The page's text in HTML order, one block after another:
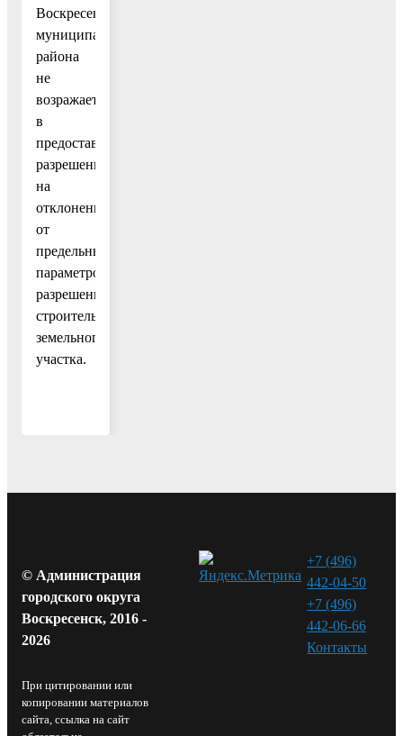
Воскресенского
муниципального
района
не
возражает
в
предоставлении
разрешения
на
отклонение
от
предельных
параметров
разрешенного
строительства для
земельного
участка.
© Администрация
городского округа
Воскресенск, 2016 -
2026
При цитировании или
копировании материалов
сайта, ссылка на сайт
+7 (496)
442-04-50
+7 (496)
442-06-66
Контакты⁠